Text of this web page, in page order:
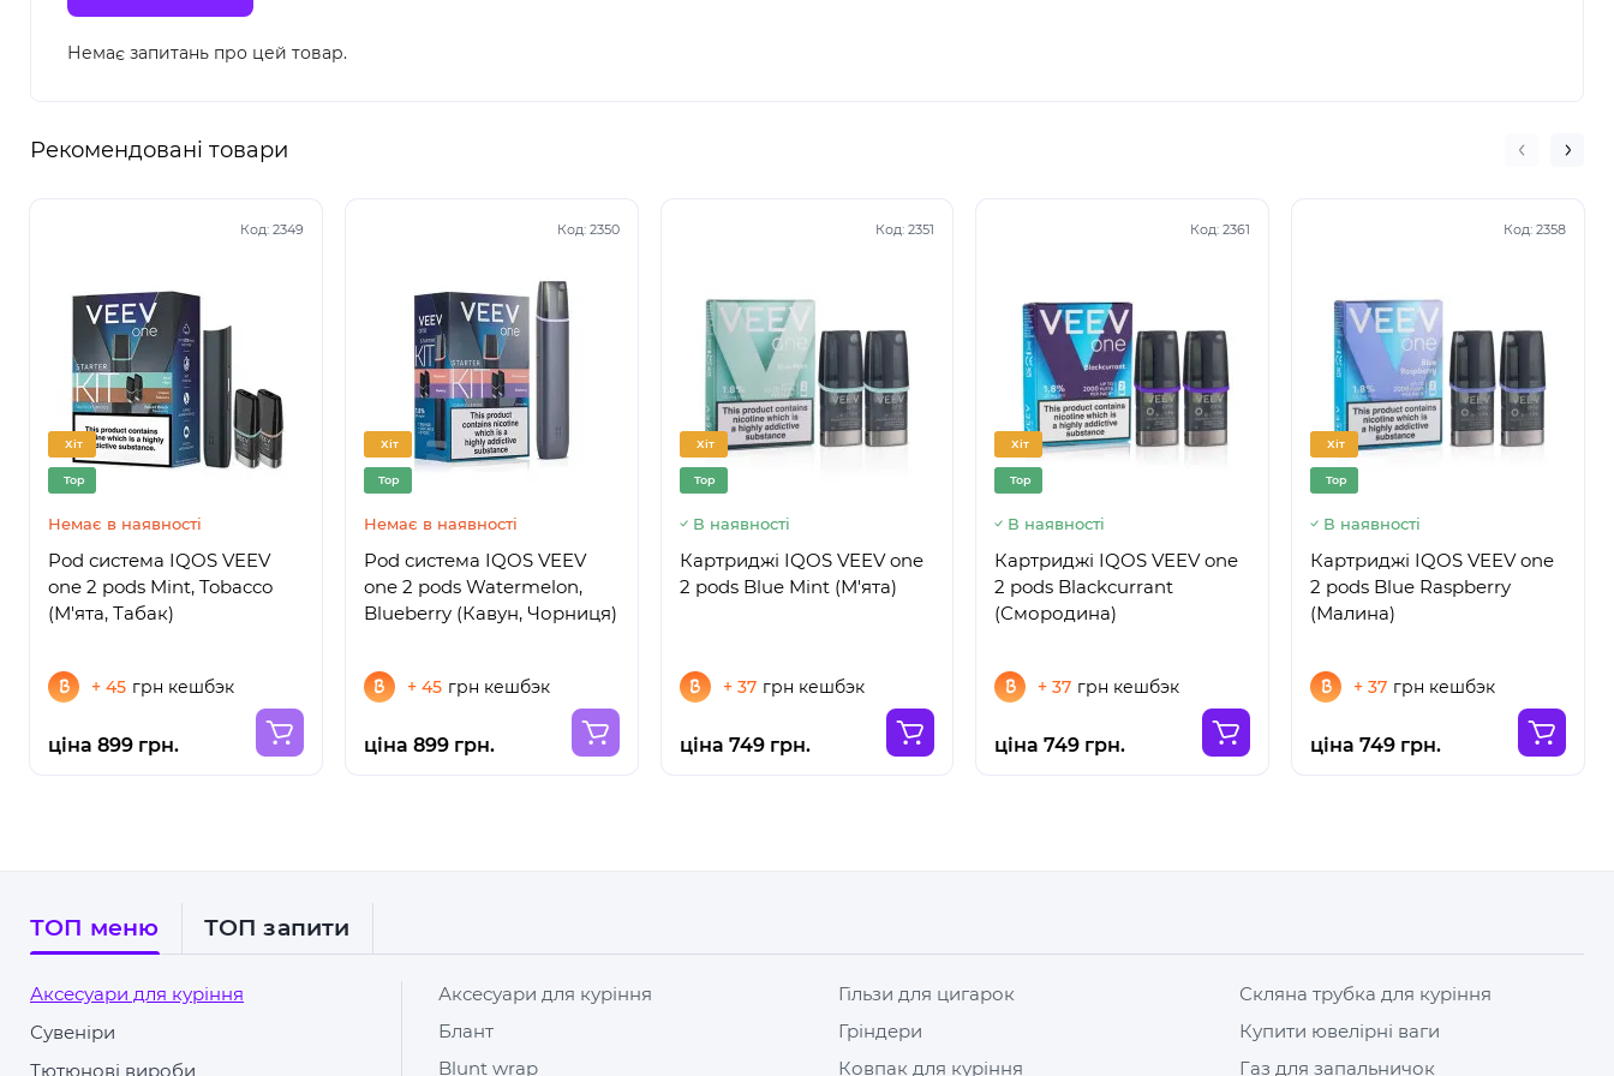
поважаємо вірність наших покупців і робимо все, що в наших силах, щоб вибір і придбання не викликали труднощів.
Немає запитань про цей товар.
Рекомендовані товари
Код: 2349
Хіт
Top
Немає в наявності
Pod система IQOS VEEV
one 2 pods Mint, Tobacco
(М'ята, Табак)
+ 45 грн кешбэк
ціна 899 грн.
Код: 2350
Хіт
Top
Немає в наявності
Pod система IQOS VEEV
one 2 pods Watermelon,
Blueberry (Кавун, Чорниця)
+ 45 грн кешбэк
ціна 899 грн.
Код:2351
Хіт
Top
В наявності
Картриджі IQOS VEEV one
2 pods Blue Mint (М'ята)
+ 37 грн кешбэк
ціна 749 грн.
Код:2361
Хіт
Top
В наявності
Картриджі IQOS VEEV one
2 pods Blackcurrant
(Смородина)
+ 37 грн кешбэк
ціна 749 грн.
Код: 2358
Хіт
Top
В наявності
Картриджі IQOS VEEV one
2 pods Blue Raspberry
(Малина)
+ 37 грн кешбэк
ціна 749 грн.
ТОП меню ТОП запити
Аксесуари для куріння
Сувеніри
Тютюнові вироби
Аксесуари для куріння
Блант
Blunt wrap
Гільзи для цигарок
Гріндери
Ковпак для куріння
Скляна трубка для куріння
Купити ювелірні ваги
Газ для запальничок